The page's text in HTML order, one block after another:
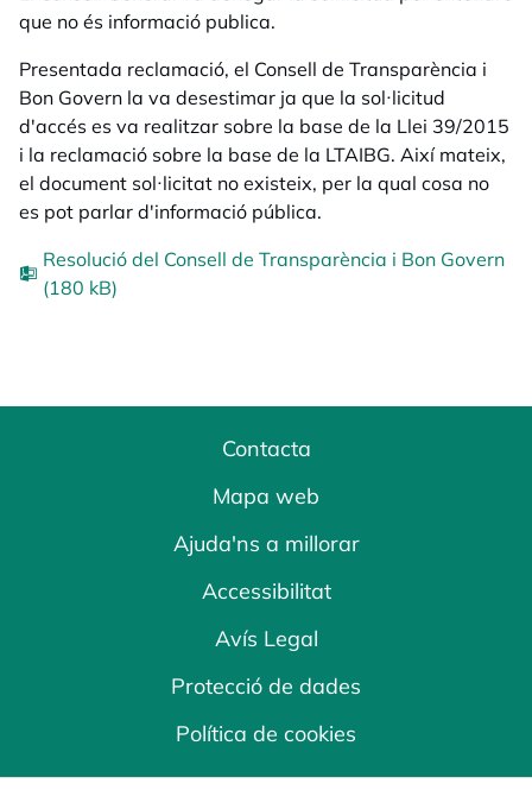
que no és informació publica.
Presentada reclamació, el Consell de Transparència i
Bon Govern la va desestimar ja que la sol·licitud
d'accés es va realitzar sobre la base de la Llei 39/2015
i la reclamació sobre la base de la LTAIBG. Així mateix,
el document sol·licitat no existeix, per la qual cosa no
es pot parlar d'informació pública.
Resolució del Consell de Transparència i Bon Govern
(180 kB)
Contacta
Mapa web
Ajuda'ns a millorar
Accessibilitat
Avís Legal
Protecció de dades
Política de cookies